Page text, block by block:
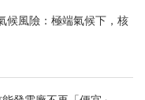
候風險：極端氣候下，核